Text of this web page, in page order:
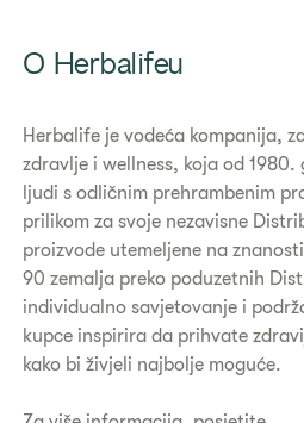
O Herbalifeu
Herbalife je vodeća kompanija,
zdravlje i wellness, koja od
ljudi s odličnim prehrambenim
prilikom za svoje nezavisne
proizvode utemeljene na
90 zemalja preko poduzetnih
individualno savjetovanje i
kupce inspirira da prihvate
kako bi živjeli najbolje moguće.